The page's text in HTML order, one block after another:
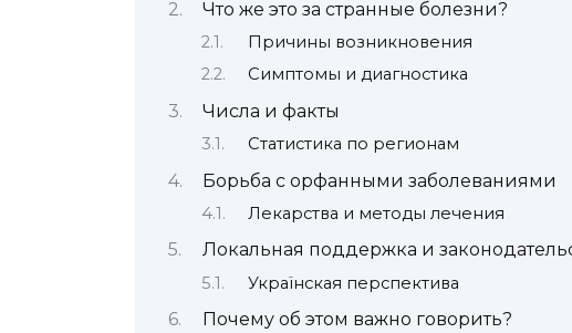
Что же это за странные болезни?
Причины возникновения
Симптомы и диагностика
Числа и факты
Статистика по регионам
Борьба с орфанными заболеваниями
Лекарства и методы лечения
Локальная поддержка и
Українская перспектива
Почему об этом важно говорить?